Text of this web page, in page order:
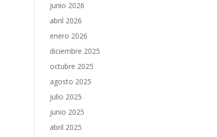
junio 2026
abril 2026
enero 2026
diciembre 2025
octubre 2025
agosto 2025
julio 2025
junio 2025
abril 2025